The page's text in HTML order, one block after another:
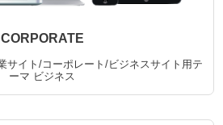
CORPORATE
サイト/コーポレート/ビジネスサイト用テ
ーマ ビジネス